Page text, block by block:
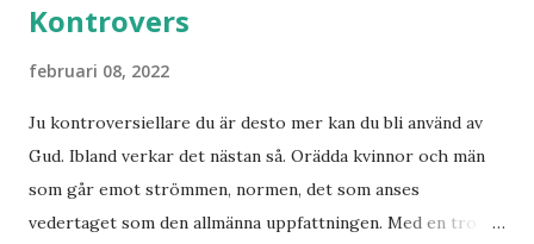
Kontrovers
februari 08, 2022
Ju kontroversiellare du är desto mer kan du bli använd av
Gud. Ibland verkar det nästan så. Orädda kvinnor och män
som går emot strömmen, normen, det som anses
vedertaget som den allmänna uppfattningen. Med en tro